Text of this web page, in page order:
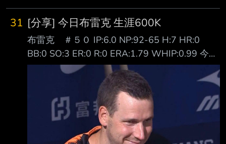
優於遊學館，同時遊學館並沒有相當強度的ACE
級投手，大多數的投手採用
棒打者的擊球能力好，但長打者較少，「 閃掉
他就好。」 瑪帝斯（Quinton Martinez）現身新
莊棒球場，備戰明天先發工作，今天接受媒體聯
訪時 表示，很期待能夠與這裡最好的打者對
決，但能做的還是一球一球去投，「掌握我能掌
握 的事」。 瑪帝斯在二軍出賽2場，都有投到
150公里以上。他表示，自己從高中開始就是以
強化速球 為目標，隨著
31 [分享] 今日布雷克 生涯600K
布雷克 ＃５０ IP:6.0 NP:92-65 H:7 HR:0
BB:0 SO:3 ER:0 R:0 ERA:1.79 WHIP:0.99 今天
大醫生布雷克 對富邦三連戰的首場登板先發 開
局隊友就給他兩分的支援 二上又再給大醫生兩
分 握有四分領先的大醫生也是投得虎虎生風 雖
然被敲出了七支安打 但也都沉穩地化解了危機
總共吃了六局無四壞無失分 終場就以4:0拿下本
季第四勝 也完成 防禦率從1.89再下降到1.79 看